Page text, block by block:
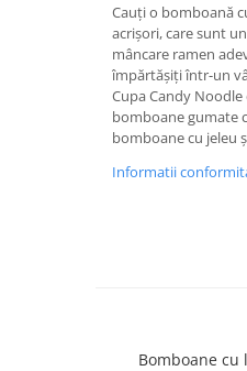
Cauți o bomboană
acrișori, care sunt
mâncare ramen
împărtășiți într-un
Cupa Candy
bomboane gumate
bomboane cu jeleu
Informatii
Bomboane cu